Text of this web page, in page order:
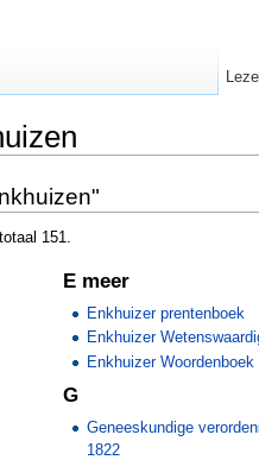
151.
E meer
Enkhuizer prentenboek
Enkhuizer
Enkhuizer Woordenboek
G
Geneeskundige
1822